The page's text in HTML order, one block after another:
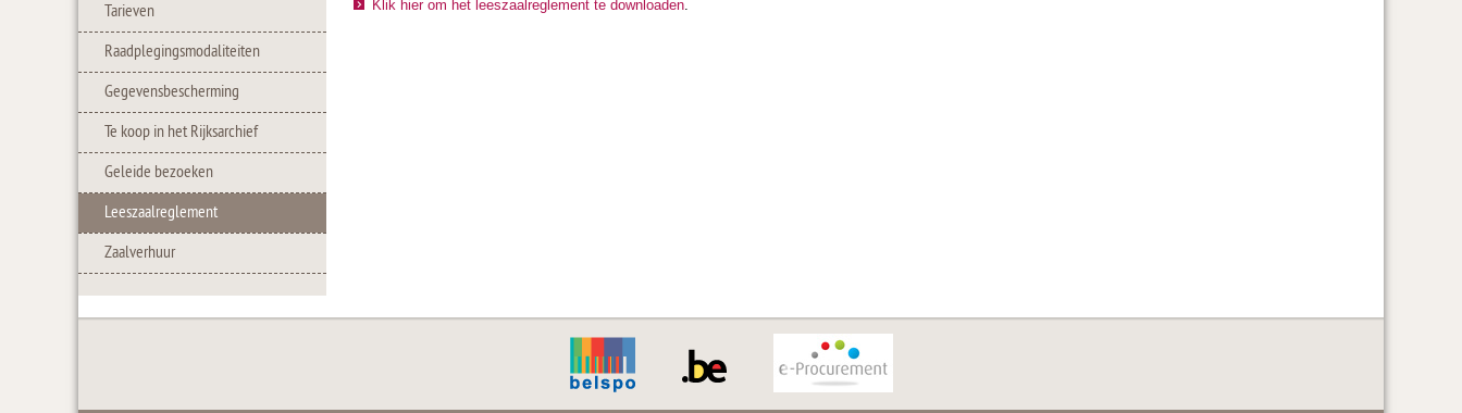
Tarieven
Raadplegingsmodaliteiten
Gegevensbescherming
Te koop in het Rijksarchief
Geleide bezoeken
Leeszaalreglement
Zaalverhuur
Klik hier om het leeszaalreglement te downloaden.